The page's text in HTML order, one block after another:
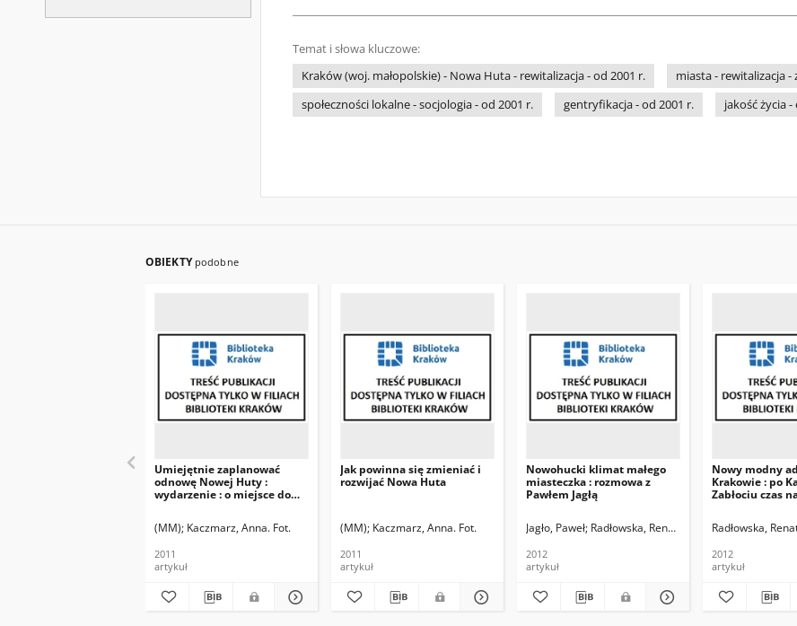
Temat i słowa kluczowe:
Kraków (woj. małopolskie) - Nowa Huta - rewitalizacja - od 2001 r.
miasta - rewitalizacja -
społeczności lokalne - socjologia - od 2001 r.
gentryfikacja - od 2001 r. jakość życia -
OBIEKTY podobne
Umiejętnie zaplanować
odnowę Nowej Huty :
wydarzenie : o miejsce do
(MM) Kaczmarz, Anna. Fot.
2011
artykuł
Jak powinna się zmieniać i
rozwijać Nowa Huta
(MM) Kaczmarz, Anna. Fot.
2011
artykuł
Nowohucki klimat małego
miasteczka : rozmowa z
Pawłem Jagłą
Jagło, Paweł Radłowska, Renata. Rozm. Ociepa,
2012
artykuł
Nowy modny
Krakowie : po
Zabłociu czas
Radłowska,
2012
artykuł